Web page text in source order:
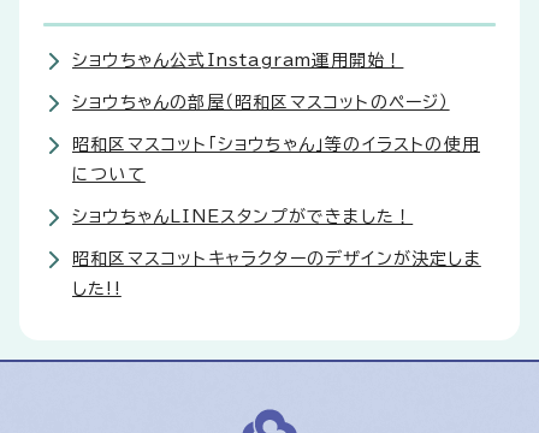
ショウちゃん公式Instagram運用開始！
ショウちゃんの部屋（昭和区マスコットのページ）
昭和区マスコット「ショウちゃん」等のイラストの使用
について
ショウちゃんLINEスタンプができました！
昭和区マスコットキャラクターのデザインが決定しま
した!!